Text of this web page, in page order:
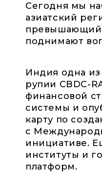
Сегодня мы
азиатский
превышающий
поднимают
Индия одна из
рупии CBDC-
финансовой
системы и
карту по
с
инициативе.
институты и
платформ.